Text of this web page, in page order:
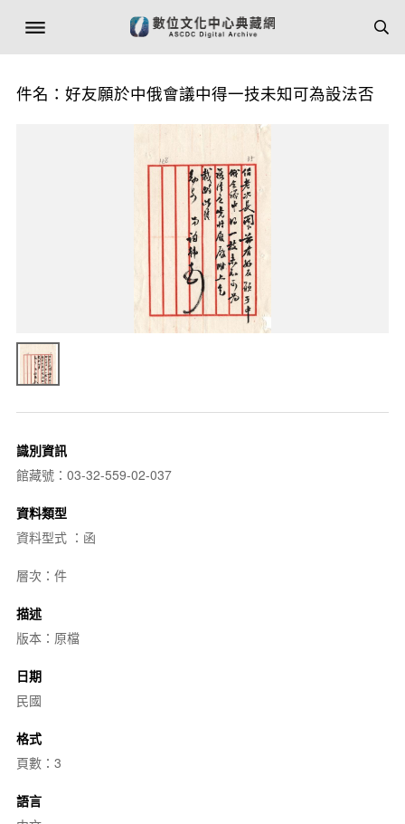
件名：好友願於中俄會議中得一技未知可為設法否
識別資訊
館藏號：03-32-559-02-037
資料類型
資料型式 ：函
層次：件
描述
版本：原檔
日期
民國
格式
頁數：3
語言